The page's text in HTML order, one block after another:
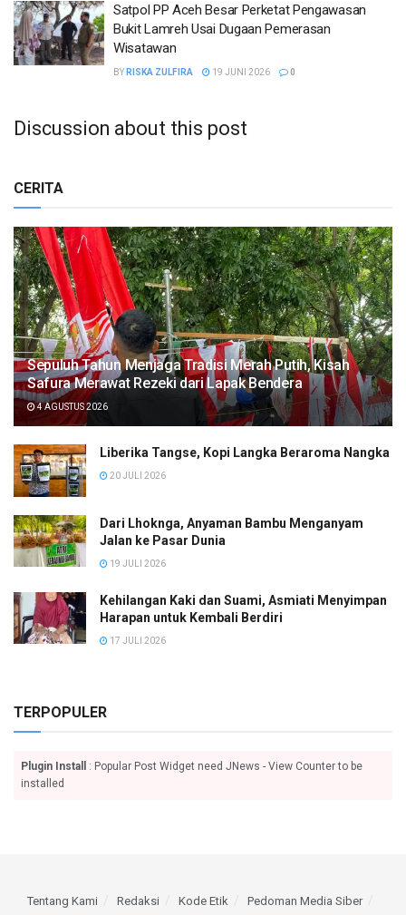
Satpol PP Aceh Besar Perketat Pengawasan
Bukit Lamreh Usai Dugaan Pemerasan
Wisatawan
BY RISKA ZULFIRA 19 JUNI 2026 0
Discussion about this post
CERITA
Sepuluh Tahun Menjaga Tradisi Merah Putih, Kisah
Safura Merawat Rezeki dari Lapak Bendera
4 AGUSTUS 2026
Liberika Tangse, Kopi Langka Beraroma Nangka
20 JULI 2026
Dari Lhoknga, Anyaman Bambu Menganyam
Jalan ke Pasar Dunia
19 JULI 2026
Kehilangan Kaki dan Suami, Asmiati Menyimpan
Harapan untuk Kembali Berdiri
17 JULI 2026
TERPOPULER
Plugin Install
: Popular Post Widget need JNews - View Counter to be
installed
Tentang Kami Redaksi Kode Etik
Pedoman Media Siber